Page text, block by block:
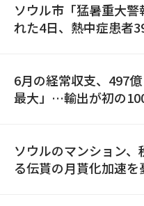
ソウル市「猛暑重大警
れた4日、熱中症患者
6月の経常収支、497
最大」…輸出が初の
ソウルのマンション、
る伝貰の月貰化加速を